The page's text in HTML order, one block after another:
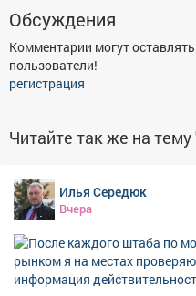
Обсуждения
Комментарии могут
пользователи!
регистрация
Читайте так же на тему
Илья Середюк
Вчера